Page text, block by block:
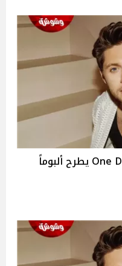
البطل السابق لفرقة One Direction يطرح ألبوماً